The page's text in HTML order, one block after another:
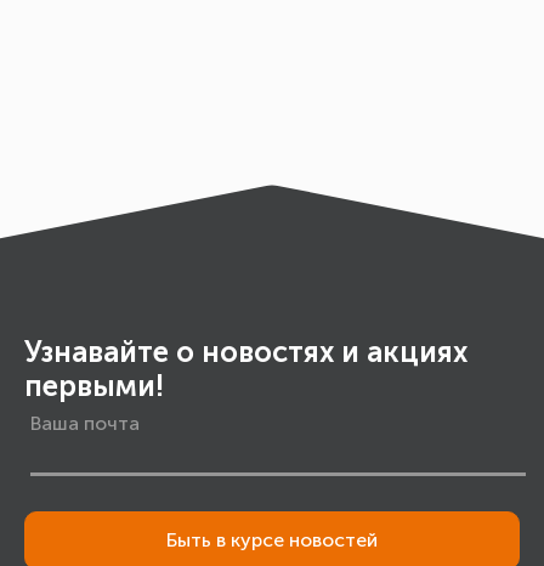
Узнавайте о новостях и акциях
первыми!
Быть в курсе новостей